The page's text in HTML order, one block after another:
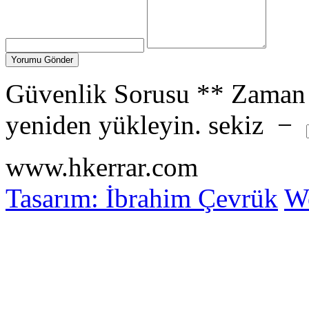
Güvenlik Sorusu **
yeniden yükleyin. sekiz −
www.hkerrar.com
Tasarım: İbrahim Çevrük